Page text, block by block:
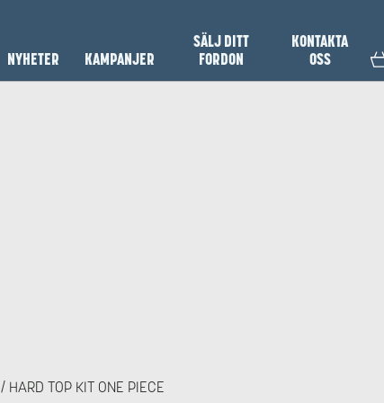
NYHETER KAMPANJER
SÄLJ DITT
FORDON
KONTAKTA
OSS
/ HARD TOP KIT ONE PIECE